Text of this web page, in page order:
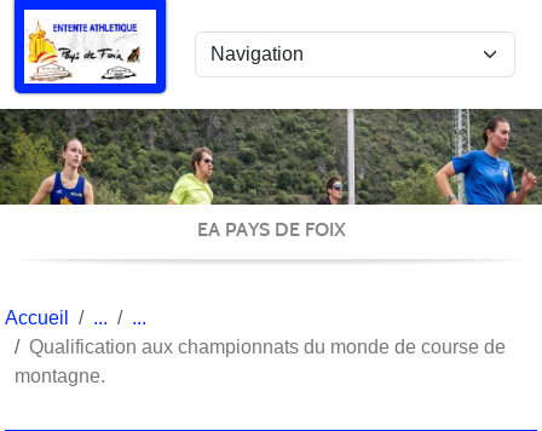
EA PAYS DE FOIX
Accueil
Qualification aux championnats du monde de course de
montagne.
Panneau de gestion des cookies